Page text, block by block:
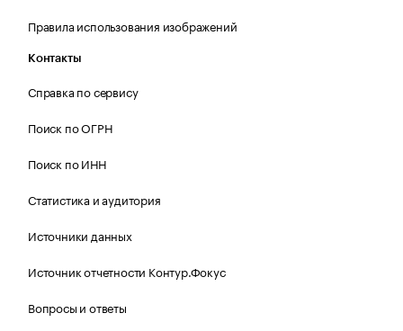
Правила использования изображений
Контакты
Справка по сервису
Поиск по ОГРН
Поиск по ИНН
Статистика и аудитория
Источники данных
Источник отчетности Контур.Фокус
Вопросы и ответы